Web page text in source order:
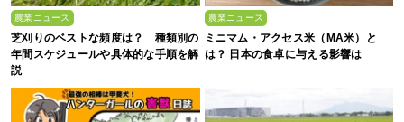
農業ニュース
芝刈りのベストな頻度は？ 種類別の
年間スケジュールや具体的な手順を解
説
農業ニュース
ミニマム・アクセス米（MA米）と
は？ 日本の食卓に与える影響は